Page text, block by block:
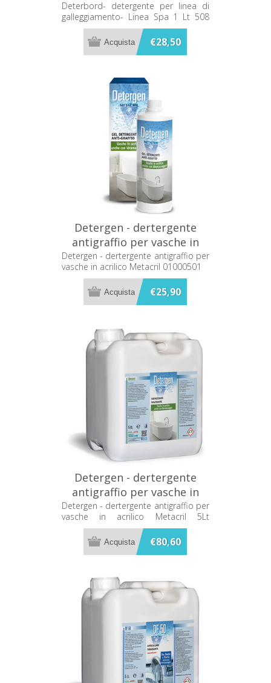
Linea Spa 1 Lt 508 01001
Deterbord- detergente per linea di
galleggiamento- Linea Spa 1 Lt 508
01001
€28,50
Detergen - dertergente
antigraffio per vasche in
acrilico Metacril 01000501
Detergen - dertergente antigraffio per
vasche in acrilico Metacril 01000501
€25,90
Detergen - dertergente
antigraffio per vasche in
acrilico Metacril 5Lt
01405001
Detergen - dertergente antigraffio per
vasche in acrilico Metacril 5Lt
01405001
€80,60